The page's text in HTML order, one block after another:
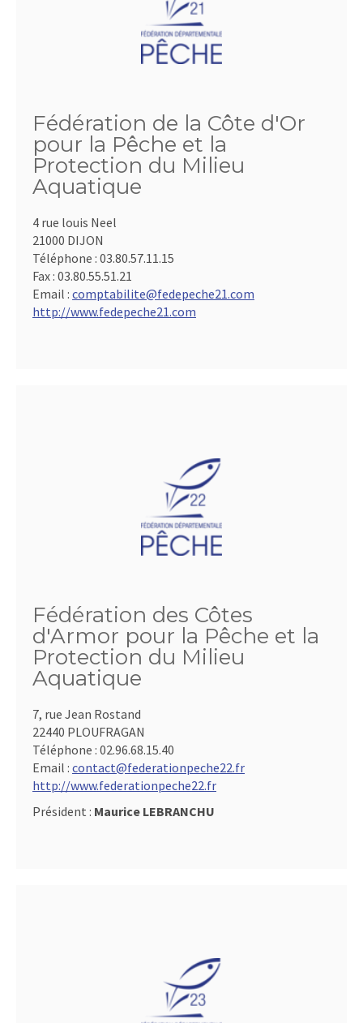
Fédération de la Côte d'Or
pour la Pêche et la
Protection du Milieu
Aquatique
4 rue louis Neel
21000 DIJON
Téléphone : 03.80.57.11.15
Fax : 03.80.55.51.21
Email : comptabilite@fedepeche21.com
http://www.fedepeche21.com
Fédération des Côtes
d'Armor pour la Pêche et la
Protection du Milieu
Aquatique
7, rue Jean Rostand
22440 PLOUFRAGAN
Téléphone : 02.96.68.15.40
Email : contact@federationpeche22.fr
http://www.federationpeche22.fr
Président : Maurice LEBRANCHU